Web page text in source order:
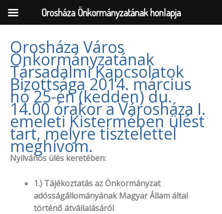
Skip
content
Orosháza Város
Önkormányzatának
Társadalmi Kapcsolatok
Bizottsága 2014. március
hó 25-én (kedden) du.
14.00 órakor a Városháza I.
emeleti Kistermében ülést
tart, melyre tisztelettel
meghívom.
Nyilvános ülés keretében:
1.) Tájékoztatás az Önkormányzat
adósságállományának Magyar Állam által
történő átvállalásáról
Orosháza Önkormányzatának honlapja